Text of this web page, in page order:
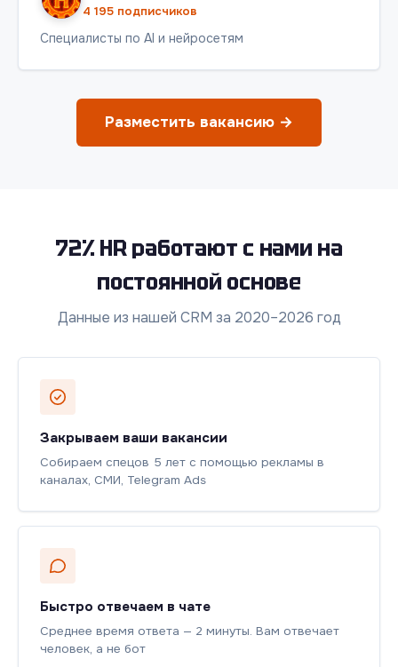
4 195 подписчиков
Специалисты по AI и нейросетям
Разместить вакансию →
72% HR работают с нами на
постоянной основе
Данные из нашей CRM за 2020–2026 год
Закрываем ваши вакансии
Собираем спецов 5 лет с помощью рекламы в
каналах, СМИ, Telegram Ads
Быстро отвечаем в чате
Среднее время ответа — 2 минуты. Вам отвечает
человек, а не бот